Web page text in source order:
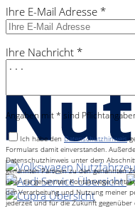
Ihre E-Mail Adresse *
Ihre Nachricht *
Angaben mit * sind
Ich habe denDatenschutzhinweis
Formulars damit einverstanden.
Datenschutzhinweis unter dem
genannten Parteien zu den genannten
über die genannten Kontaktwege
der Verarbeitung und Nutzung meiner
jederzeit und für die Zukunft